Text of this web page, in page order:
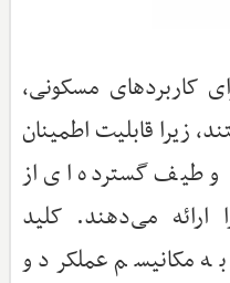
کاربردهای مسکونی،
زیرا قابلیت اطمینان
و طیف گسترده ای از
ارائه می‌دهند. کلید
مکانیسم عملکرد و